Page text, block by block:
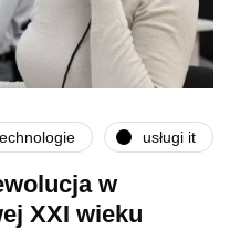
usługi it
w
XXI wieku